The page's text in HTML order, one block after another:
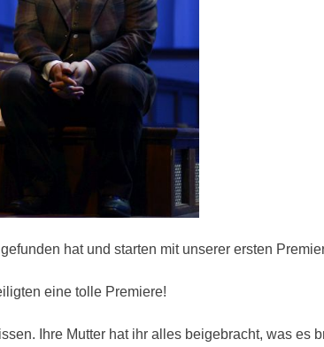
hat und starten mit unserer ersten
eine tolle Premiere!
Ihre Mutter hat ihr alles bei­gebracht, was es